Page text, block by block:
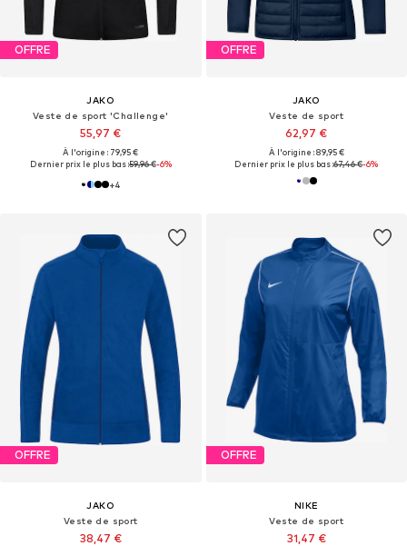
OFFRE
JAKO
Veste de sport 'Challenge'
55,97 €
À l'origine : 79,95 €
Dernier prix le plus bas :59,96 €-6%
+4
OFFRE
JAKO
Veste de sport
62,97 €
À l'origine : 89,95 €
Dernier prix le plus bas :67,46 €-6%
OFFRE
JAKO
Veste de sport
38,47 €
OFFRE
NIKE
Veste de sport
31,47 €